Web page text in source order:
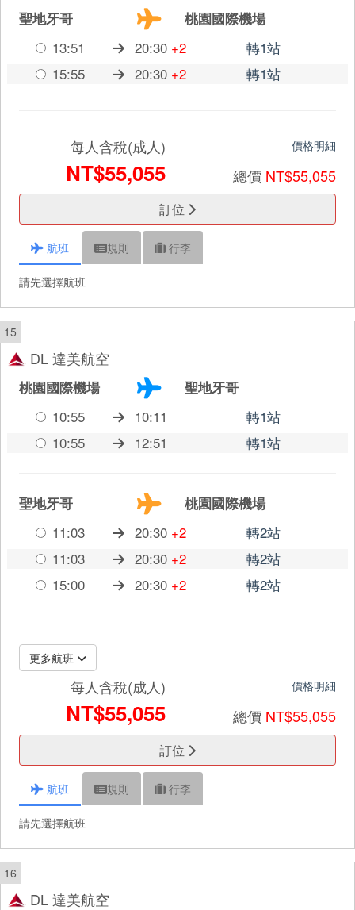
聖地牙哥
桃園國際機場
13:51
20:30 +2
轉1站
15:55
20:30 +2 轉1站
每人含稅(成人)
NT$55,055
價格明細
總價 NT$55,055
訂位
航班 規則 行李
請先選擇航班
15
DL 達美航空
桃園國際機場
聖地牙哥
10:55
10:11
轉1站
10:55
12:51 轉1站
聖地牙哥
桃園國際機場
11:03
20:30 +2
轉2站
11:03
20:30 +2
轉2站
15:00
20:30 +2 轉2站
更多航班
每人含稅(成人)
NT$55,055
價格明細
總價 NT$55,055
訂位
航班 規則 行李
請先選擇航班
16
DL 達美航空